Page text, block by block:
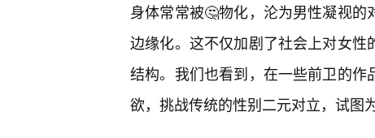
身体常常被🤔物化，沦为男性凝视
边缘化。这不仅加剧了社会上对女
结构。我们也看到，在一些前卫的
欲，挑战传统的性别二元对立，试图